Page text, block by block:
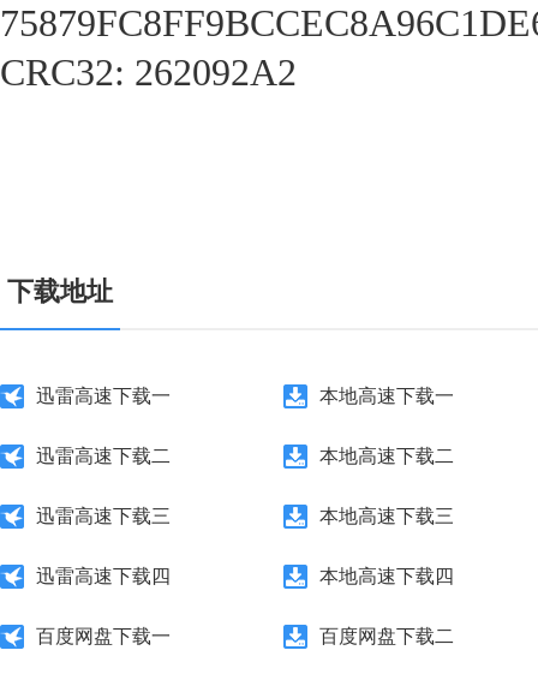
CRC32: 262092A2
下载地址
迅雷高速下载一
迅雷高速下载二
迅雷高速下载三
迅雷高速下载四
百度网盘下载一
本地高速下载一
本地高速下载二
本地高速下载三
本地高速下载四
百度网盘下载二